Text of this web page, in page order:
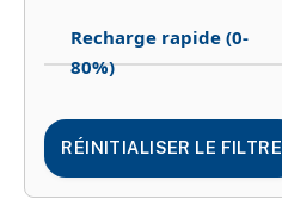
RÉINITIALISER LE FILTRE